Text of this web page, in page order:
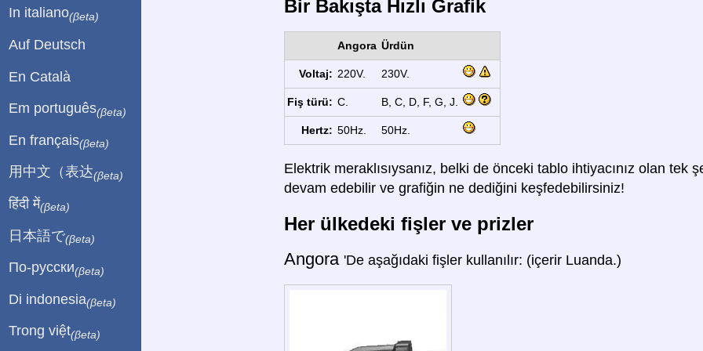
Bir Bakışta Hızlı Grafik
Angora Ürdün
Voltaj: 220V. 230V.
Fiş türü: C. B, C, D, F, G, J.
Hertz: 50Hz. 50Hz.
Elektrik meraklısıysanız, belki de önceki tablo ihtiyacınız olan tek
devam edebilir ve grafiğin ne dediğini keşfedebilirsiniz!
Her ülkedeki fişler ve prizler
Angora 'De aşağıdaki fişler kullanılır: (içerir Luanda.)
In italiano(βeta)
Auf Deutsch
En Català
Em português(βeta)
En français(βeta)
用中文（表达(βeta)
हिंदी में(βeta)
日本語で(βeta)
По-русски(βeta)
Di indonesia(βeta)
Trong việt(βeta)